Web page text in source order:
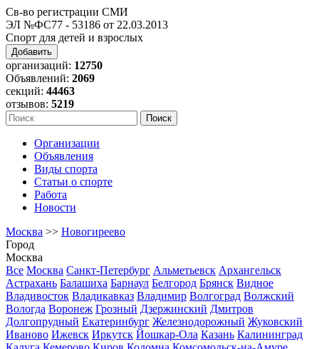
Св-во регистрации СМИ
ЭЛ №ФС77 - 53186 от 22.03.2013
Спорт для детей и взрослых
Добавить
организаций: 12750
Объявлений: 2069
секций: 44463
отзывов: 5219
Организации
Объявления
Виды спорта
Статьи о спорте
Работа
Новости
Москва >> Новогиреево
Город
Москва
Все Москва Санкт-Петербург Альметьевск Архангельск
Астрахань Балашиха Барнаул Белгород Брянск Видное
Владивосток Владикавказ Владимир Волгоград Волжский
Вологда Воронеж Грозный Дзержинский Дмитров
Долгопрудный Екатеринбург Железнодорожный Жуковский
Иваново Ижевск Иркутск Йошкар-Ола Казань Калининград